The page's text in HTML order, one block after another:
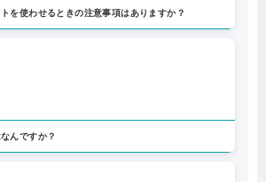
を使わせるときの注意事項はありますか？
んですか？